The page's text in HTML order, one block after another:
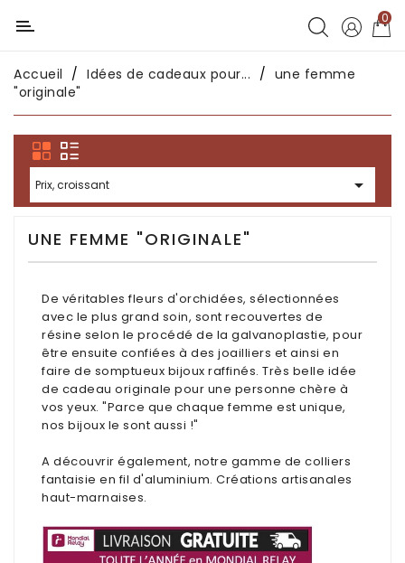
Catégorie
Déco
chambres
Déco
intérieure
Déco
Déco
africaine
Déco
asiatique
pour
collectionneurs
Idées
0
Accueil Idées de cadeaux pour...
une femme
"originale"
Prix, croissant 
UNE FEMME "ORIGINALE"
De véritables fleurs d'orchidées, sélectionnées
avec le plus grand soin, sont recouvertes de
résine selon le procédé de la galvanoplastie, pour
être ensuite confiées à des joailliers et ainsi en
faire de somptueux bijoux raffinés. Très belle idée
de cadeau originale pour une personne chère à
vos yeux. "Parce que chaque femme est unique,
nos bijoux le sont aussi !"
A découvrir également, notre gamme de colliers
fantaisie en fil d'aluminium. Créations artisanales
haut-marnaises.